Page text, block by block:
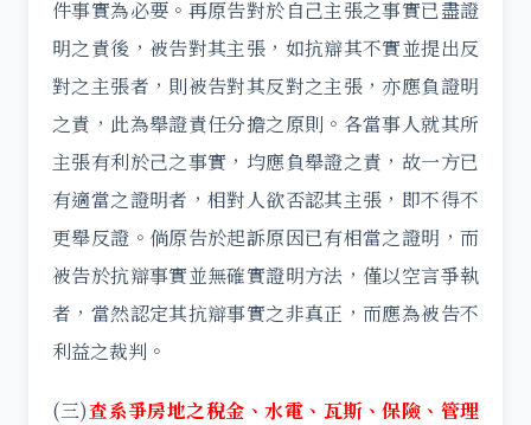
件事實為必要。再原告對於自己主張之事實已盡證
明之責後，被告對其主張，如抗辯其不實並提出反
對之主張者，則被告對其反對之主張，亦應負證明
之責，此為舉證責任分擔之原則。各當事人就其所
主張有利於己之事實，均應負舉證之責，故一方已
有適當之證明者，相對人欲否認其主張，即不得不
更舉反證。倘原告於起訴原因已有相當之證明，而
被告於抗辯事實並無確實證明方法，僅以空言爭執
者，當然認定其抗辯事實之非真正，而應為被告不
利益之裁判。
(三)查系爭房地之稅金、水電、瓦斯、保險、管理